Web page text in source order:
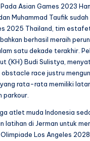
Asian Games 2023
Muhammad Taufik
2025 Thailand, tim
berhasil meraih
satu dekade terakhir.
(KH) Budi Sulistya,
obstacle race justru
rata-rata memiliki
parkour.
atlet muda Indonesia
latihan di Jerman untuk
Los Angeles